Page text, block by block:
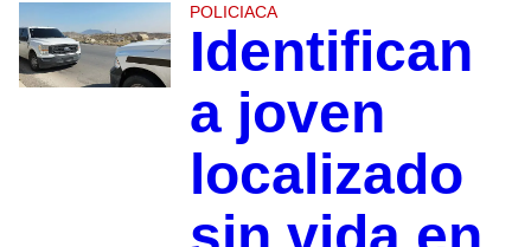
POLICIACA
Identifican
a joven
localizado